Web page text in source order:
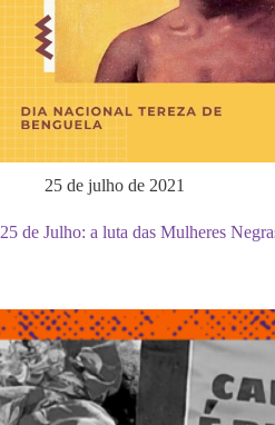
25 de julho de 2021
25 de Julho: a luta das Mulheres